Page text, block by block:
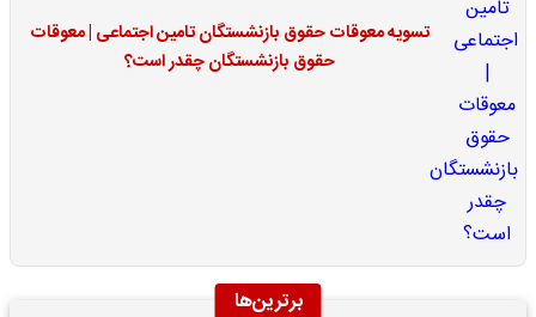
تسویه معوقات حقوق بازنشستگان تامین اجتماعی | معوقات
حقوق بازنشستگان چقدر است؟
برترین‌ها